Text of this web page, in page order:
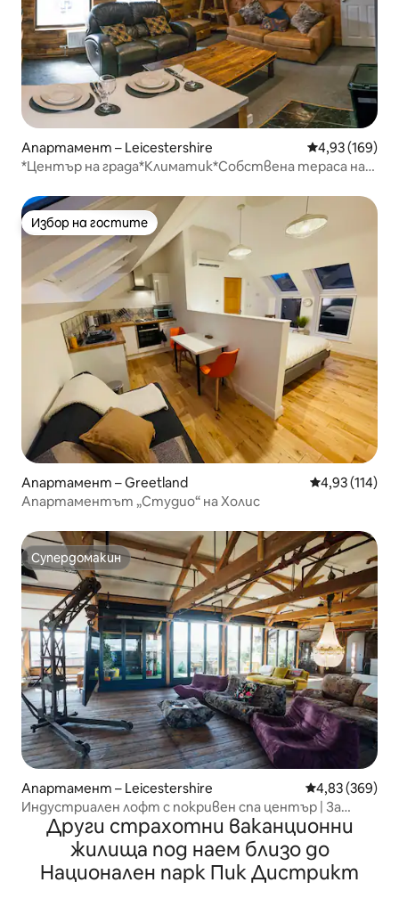
Апартамент – Leicestershire Средна
4,93 (169)
*Център на града*Климатик*Собствена тераса на
Избор на гостите
Избор на гостите
Апартамент – Greetland Средна
4,93 (114)
Апартаментът „Студио“ на Холис
Супердомакин
Супердомакин
Апартамент – Leicestershire Средна
4,83 (369)
Индустриален лофт с покривен спа център | За
12 души
Други страхотни ваканционни
жилища под наем близо до
Национален парк Пик Дистрикт